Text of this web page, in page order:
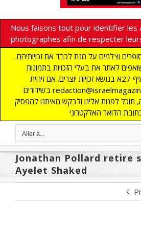
Nous faisons tout pour identifier les
photographes afin de respecter
וצלמים על מנת לכבד את זכויותיהם.
לאתר את בעלי הזכויות בתמונות
המגיעות אלינו כנדרש בסעיף 27א בנושא זכויות יוצרים. אם זיהית
בשידורים redaction@israelmagazine.co.il שלנו תמונה שאתה
תוכל לפנות אלינו ולבקש מאיתנו להפסיק
הדואר האלקטרוני
Aller à...
Jonathan Pollard retire
Ayelet Shaked